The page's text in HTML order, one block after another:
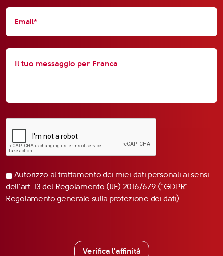
Autorizzo al trattamento dei miei dati personali ai sensi
dell’art. 13 del Regolamento (UE) 2016/679 (“GDPR” –
Regolamento generale sulla protezione dei dati)
Verifica l'affinità